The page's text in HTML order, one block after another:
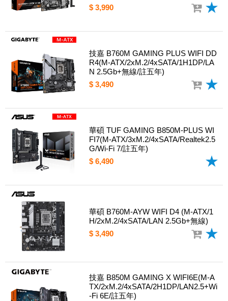
$ 3,990
技嘉 B760M GAMING PLUS WIFI DD
R4(M-ATX/2xM.2/4xSATA/1H1DP/LA
N 2.5Gb+無線/註五年)
$ 3,490
華碩 TUF GAMING B850M-PLUS WI
FI7(M-ATX/3xM.2/4xSATA/Realtek2.5
G/Wi-Fi 7/註五年)
$ 6,490
華碩 B760M-AYW WIFI D4 (M-ATX/1
H/2xM.2/4xSATA/LAN 2.5Gb+無線)
$ 3,490
技嘉 B850M GAMING X WIFI6E(M-A
TX/2xM.2/4xSATA/2H1DP/LAN2.5+Wi
-Fi 6E/註五年)